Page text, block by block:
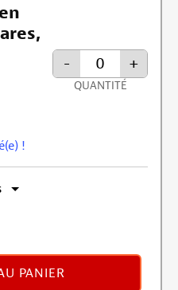
!
- +
QUANTITÉ
PANIER